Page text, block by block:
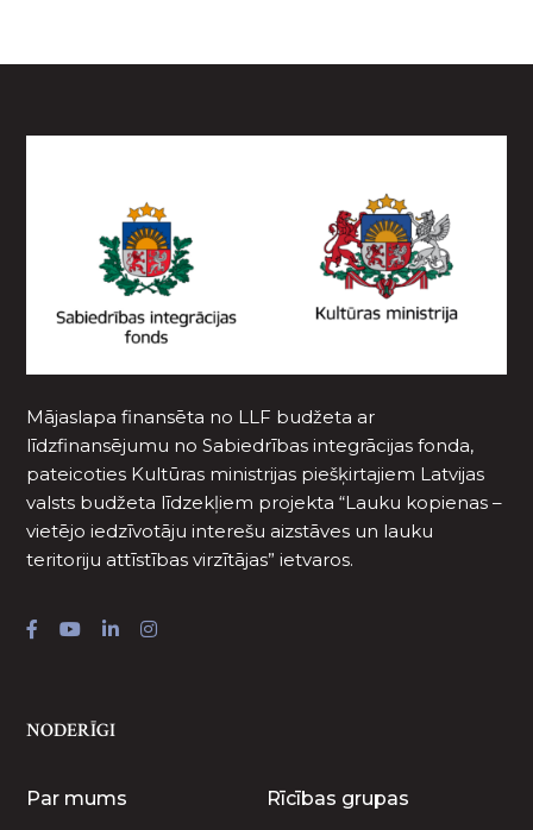
Mājaslapa finansēta no LLF budžeta ar
līdzfinansējumu no Sabiedrības integrācijas fonda,
pateicoties Kultūras ministrijas piešķirtajiem Latvijas
valsts budžeta līdzekļiem projekta “Lauku kopienas –
vietējo iedzīvotāju interešu aizstāves un lauku
teritoriju attīstības virzītājas” ietvaros.
NODERĪGI
Par mums Rīcības grupas